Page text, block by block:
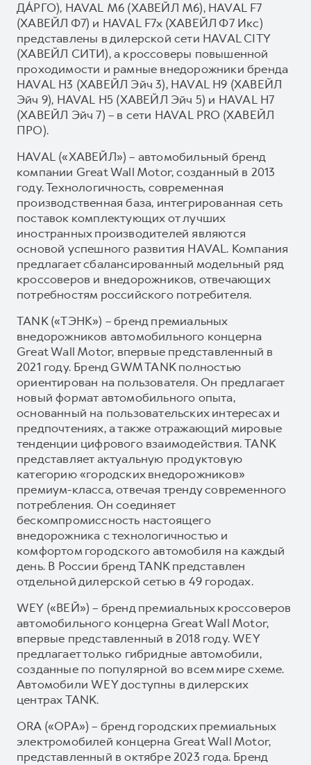
ДА́РГО), HAVAL М6 (ХАВЕЙЛ M6), HAVAL F7
(ХАВЕЙЛ Ф7) и HAVAL F7x (ХАВЕЙЛ Ф7 Икс)
представлены в дилерской сети HAVAL CITY
(ХАВЕЙЛ СИТИ), а кроссоверы повышенной
проходимости и рамные внедорожники бренда
HAVAL H3 (ХАВЕЙЛ Эйч 3), HAVAL H9 (ХАВЕЙЛ
Эйч 9), HAVAL H5 (ХАВЕЙЛ Эйч 5) и HAVAL H7
(ХАВЕЙЛ Эйч 7) – в сети HAVAL PRO (ХАВЕЙЛ
ПРО).
HAVAL («ХАВЕЙЛ») – автомобильный бренд
компании Great Wall Motor, созданный в 2013
году. Технологичность, современная
производственная база, интегрированная сеть
поставок комплектующих от лучших
иностранных производителей являются
основой успешного развития HAVAL. Компания
предлагает сбалансированный модельный ряд
кроссоверов и внедорожников, отвечающих
потребностям российского потребителя.
TANK («ТЭНК») – бренд премиальных
внедорожников автомобильного концерна
Great Wall Motor, впервые представленный в
2021 году. Бренд GWM TANK полностью
ориентирован на пользователя. Он предлагает
новый формат автомобильного опыта,
основанный на пользовательских интересах и
предпочтениях, а также отражающий мировые
тенденции цифрового взаимодействия. TANK
представляет актуальную продуктовую
категорию «городских внедорожников»
премиум-класса, отвечая тренду современного
потребления. Он соединяет
бескомпромиссность настоящего
внедорожника с технологичностью и
комфортом городского автомобиля на каждый
день. В России бренд TANK представлен
отдельной дилерской сетью в 49 городах.
WEY («ВЕЙ») – бренд премиальных кроссоверов
автомобильного концерна Great Wall Motor,
впервые представленный в 2018 году. WEY
предлагает только гибридные автомобили,
созданные по популярной во всем мире схеме.
Автомобили WEY доступны в дилерских
центрах TANK.
ORA («ОРА») – бренд городских премиальных
электромобилей концерна Great Wall Motor,
представленный в октябре 2023 года. Бренд